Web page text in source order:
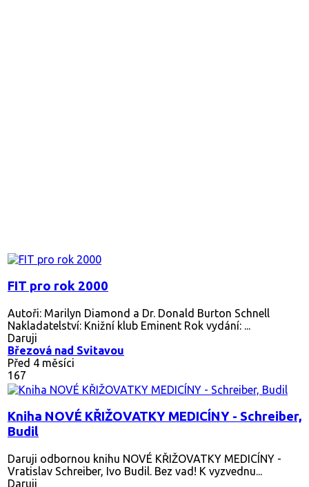
FIT pro rok 2000
Autoři: Marilyn Diamond a Dr. Donald Burton Schnell
Nakladatelství: Knižní klub Eminent Rok vydání: ...
Daruji
Březová nad Svitavou
Před 4 měsíci
167
Kniha NOVÉ KŘIŽOVATKY MEDICÍNY - Schreiber,
Budil
Daruji odbornou knihu NOVÉ KŘIŽOVATKY MEDICÍNY -
Vratislav Schreiber, Ivo Budil. Bez vad! K vyzvednu...
Daruji